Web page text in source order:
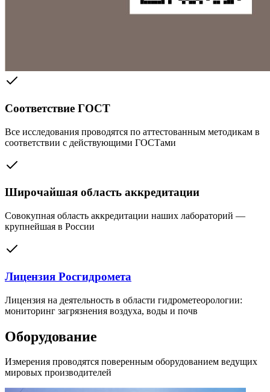
Соответствие ГОСТ
Все исследования проводятся по аттестованным методикам в
соответствии с действующими ГОСТами
Широчайшая область аккредитации
Совокупная область аккредитации наших лабораторий —
крупнейшая в России
Лицензия Росгидромета
Лицензия на деятельность в области гидрометеорологии:
мониторинг загрязнения воздуха, воды и почв
Оборудование
Измерения проводятся поверенным оборудованием ведущих
мировых производителей